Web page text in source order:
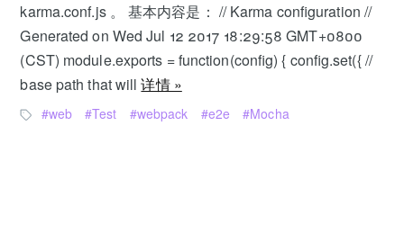
karma.conf.js 。 基本内容是： // Karma configuration //
Generated on Wed Jul 12 2017 18:29:58 GMT+0800
(CST) module.exports = function(config) { config.set({ //
base path that will详情 »
web Test webpack e2e Mocha